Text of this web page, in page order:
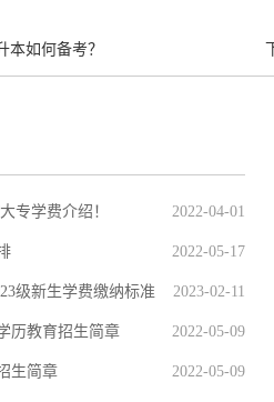
本如何备考？
2022-04-01
专学费介绍！
2022-05-17
2023-02-11
级新生学费缴纳标准
2022-05-09
历教育招生简章
2022-05-09
生简章